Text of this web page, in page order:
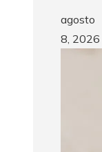
agosto
8, 2026